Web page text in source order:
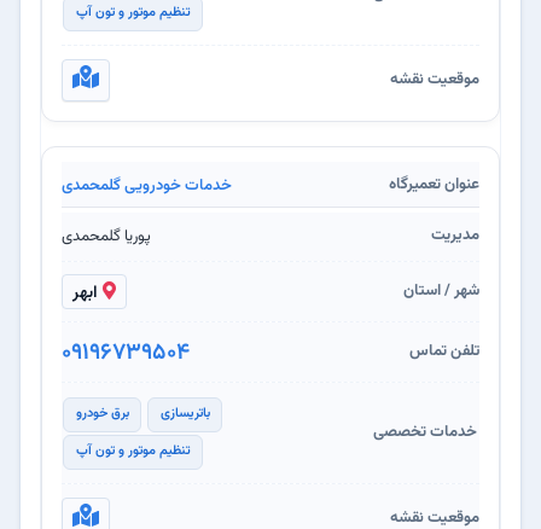
تنظیم موتور و تون آپ
خدمات خودرویی گلمحمدی
پوریا گلمحمدی
ابهر
09196739504
باتریسازی
برق خودرو
تنظیم موتور و تون آپ